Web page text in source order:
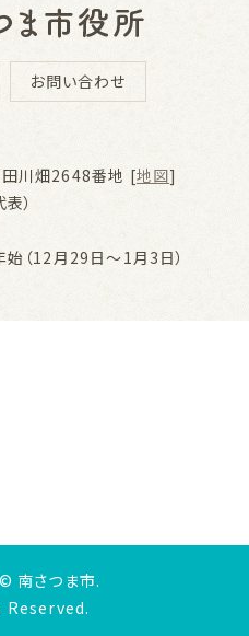
お問い合わせ
川畑2648番地 [地図]
）
（12月29日～1月3日）
さつま市.